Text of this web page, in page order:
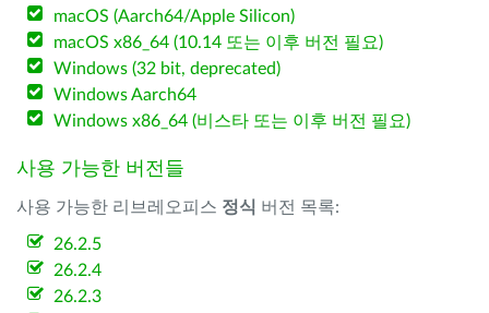
macOS (Aarch64/Apple Silicon)
macOS x86_64 (10.14 또는 이후 버전 필요)
Windows (32 bit, deprecated)
Windows Aarch64
Windows x86_64 (비스타 또는 이후 버전 필요)
사용 가능한 버전들
사용 가능한 리브레오피스 정식 버전 목록:
26.2.5
26.2.4
26.2.3